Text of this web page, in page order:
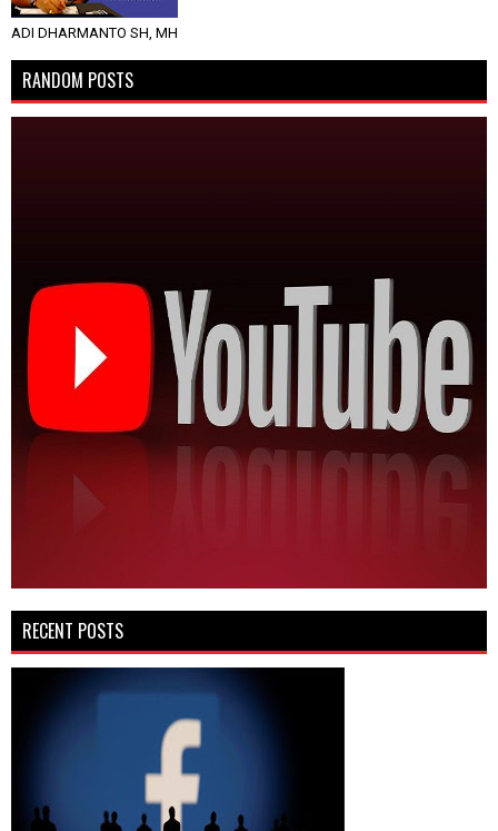
ADI DHARMANTO SH, MH
RANDOM POSTS
RECENT POSTS